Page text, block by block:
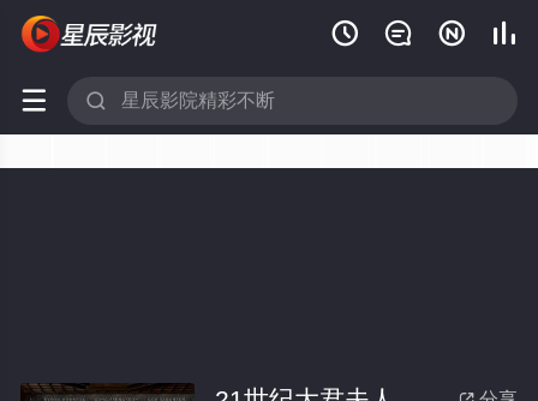
   
 